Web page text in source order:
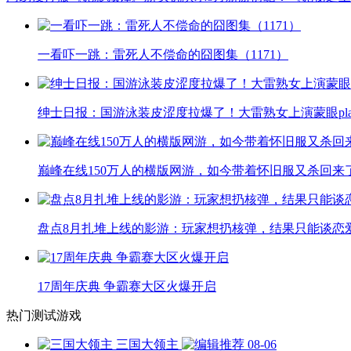
一看吓一跳：雷死人不偿命的囧图集（1171）
绅士日报：国游泳装皮涩度拉爆了！大雷熟女上演蒙眼
巅峰在线150万人的横版网游，如今带着怀旧服又杀回来
盘点8月扎堆上线的影游：玩家想扔核弹，结果只能谈恋
17周年庆典 争霸赛大区火爆开启
热门测试游戏
三国大领主
08-06